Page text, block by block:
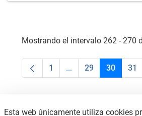
Mostrando el intervalo 262 - 270
Página
1 ...PáginasPágina
29 Página
30 31
Esta web únicamente utiliza cookies